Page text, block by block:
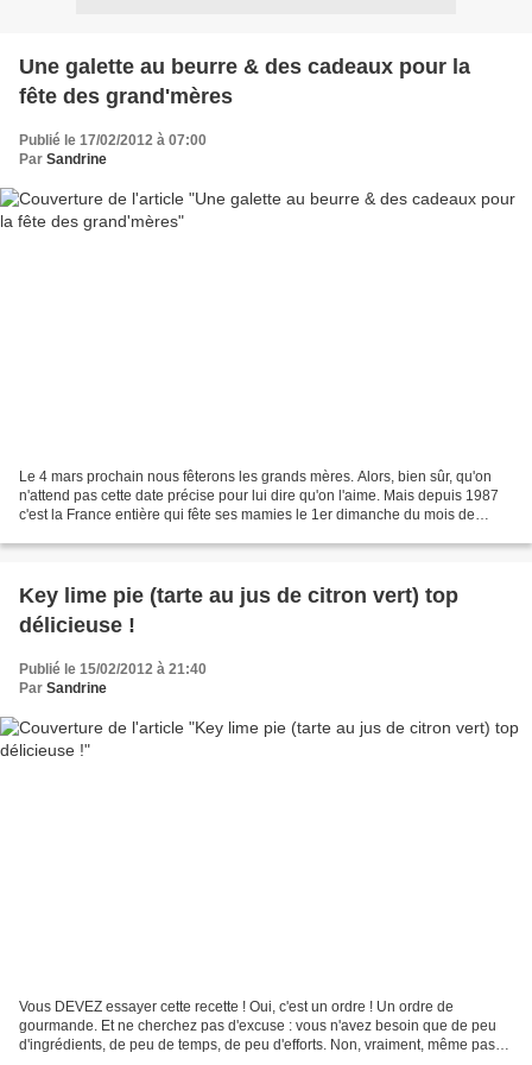
Une galette au beurre & des cadeaux pour la
fête des grand'mères
Publié le 17/02/2012 à 07:00
Par Sandrine
Le 4 mars prochain nous fêterons les grands mères. Alors, bien sûr, qu'on
n'attend pas cette date précise pour lui dire qu'on l'aime. Mais depuis 1987
c'est la France entière qui fête ses mamies le 1er dimanche du mois de
Key lime pie (tarte au jus de citron vert) top
délicieuse !
Publié le 15/02/2012 à 21:40
Par Sandrine
Vous DEVEZ essayer cette recette ! Oui, c'est un ordre ! Un ordre de
gourmande. Et ne cherchez pas d'excuse : vous n'avez besoin que de peu
d'ingrédients, de peu de temps, de peu d'efforts. Non, vraiment, même pas